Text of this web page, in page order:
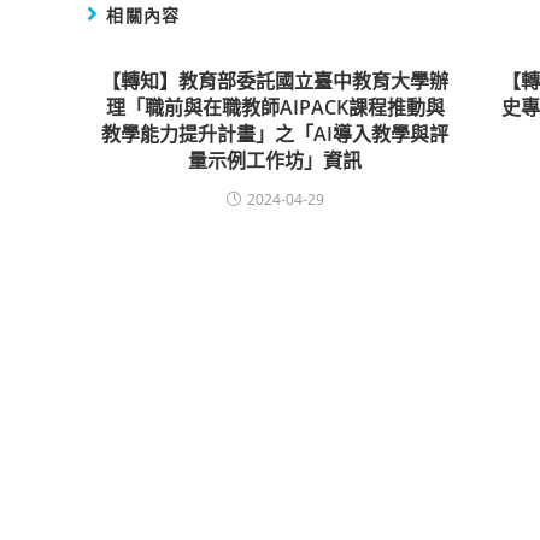
相關內容
【轉知】教育部委託國立臺中教育大學辦
理「職前與在職教師AIPACK課程推動與
教學能力提升計畫」之「AI導入教學與評
量示例工作坊」資訊
2024-04-29
【
史